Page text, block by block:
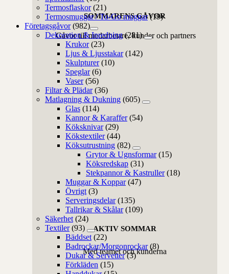
SOMMARENS GÅVOR
Gåvor till medarbetare, kunder och partners
AKTIV SOMMAR
Med teamet och kunderna
Termosflaskor (21)
Termosmuggar / To-Go muggar (19)
Företagsgåvor (982)
Dekoration & Inredning (281)
Krukor (23)
Ljus & Ljusstakar (142)
Skulpturer (10)
Speglar (6)
Vaser (56)
Filtar & Plädar (36)
Matlagning & Dukning (605)
Glas (114)
Kannor & Karaffer (54)
Köksknivar (29)
Kökstextiler (44)
Köksutrustning (82)
Grytor & Ugnsformar (15)
Köksredskap (31)
Stekpannor & Kastruller (18)
Muggar & Koppar (47)
Övrigt (3)
Serveringsdelar (135)
Tallrikar & Skålar (109)
Säkerhet (24)
Textiler (93)
Bäddset (22)
Badrockar/Morgonrockar (8)
Dukar & Servetter (3)
Förkläden (15)